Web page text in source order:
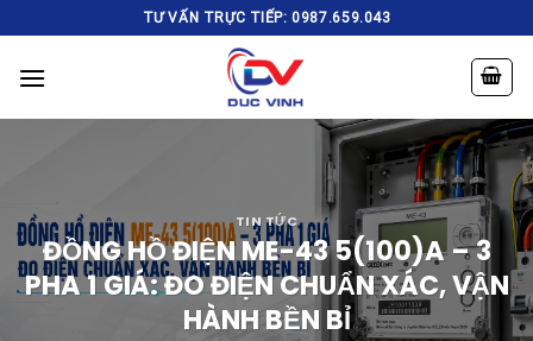
to
content
TƯ VẤN TRỰC TIẾP: 0987.659.043
TIN TỨC
ĐỒNG HỒ ĐIỆN ME-43 5(100)A – 3
PHA 1 GIÁ: ĐO ĐIỆN CHUẨN XÁC, VẬN
HÀNH BỀN BỈ